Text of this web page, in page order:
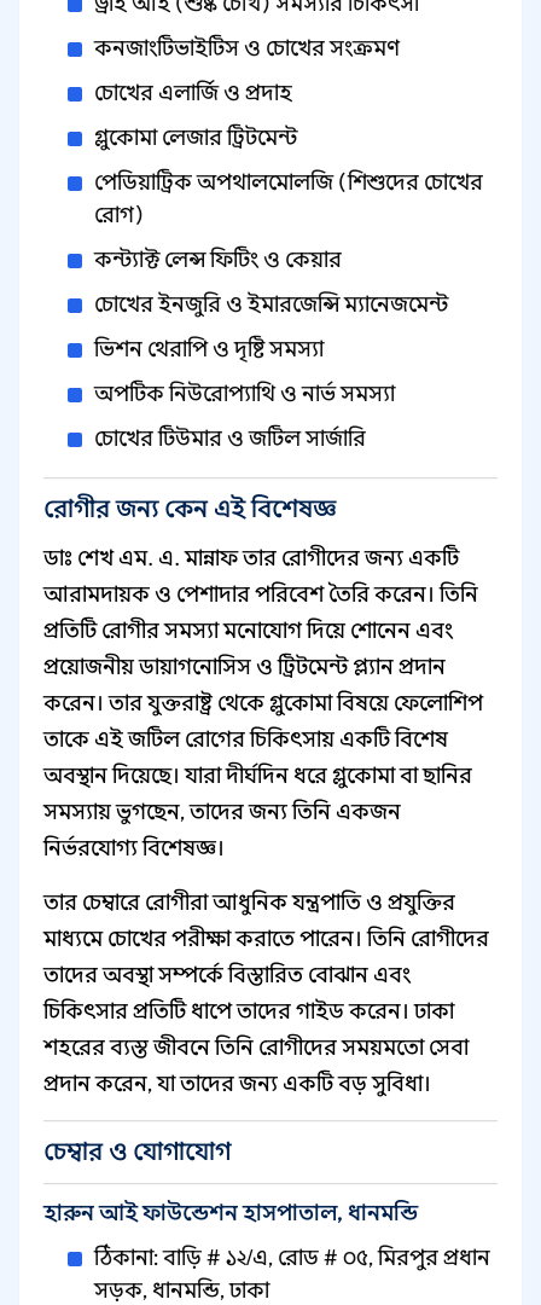
কনজাংটিভাইটিস ও চোখের সংক্রমণ
চোখের এলার্জি ও প্রদাহ
গ্লুকোমা লেজার ট্রিটমেন্ট
পেডিয়াট্রিক অপথালমোলজি (শিশুদের চোখের
রোগ)
কন্ট্যাক্ট লেন্স ফিটিং ও কেয়ার
চোখের ইনজুরি ও ইমারজেন্সি ম্যানেজমেন্ট
ভিশন থেরাপি ও দৃষ্টি সমস্যা
অপটিক নিউরোপ্যাথি ও নার্ভ সমস্যা
চোখের টিউমার ও জটিল সার্জারি
রোগীর জন্য কেন এই বিশেষজ্ঞ
ডাঃ শেখ এম. এ. মান্নাফ তার রোগীদের জন্য একটি
আরামদায়ক ও পেশাদার পরিবেশ তৈরি করেন। তিনি
প্রতিটি রোগীর সমস্যা মনোযোগ দিয়ে শোনেন এবং
প্রয়োজনীয় ডায়াগনোসিস ও ট্রিটমেন্ট প্ল্যান প্রদান
করেন। তার যুক্তরাষ্ট্র থেকে গ্লুকোমা বিষয়ে ফেলোশিপ
তাকে এই জটিল রোগের চিকিৎসায় একটি বিশেষ
অবস্থান দিয়েছে। যারা দীর্ঘদিন ধরে গ্লুকোমা বা ছানির
সমস্যায় ভুগছেন, তাদের জন্য তিনি একজন
নির্ভরযোগ্য বিশেষজ্ঞ।
তার চেম্বারে রোগীরা আধুনিক যন্ত্রপাতি ও প্রযুক্তির
মাধ্যমে চোখের পরীক্ষা করাতে পারেন। তিনি রোগীদের
তাদের অবস্থা সম্পর্কে বিস্তারিত বোঝান এবং
চিকিৎসার প্রতিটি ধাপে তাদের গাইড করেন। ঢাকা
শহরের ব্যস্ত জীবনে তিনি রোগীদের সময়মতো সেবা
প্রদান করেন, যা তাদের জন্য একটি বড় সুবিধা।
চেম্বার ও যোগাযোগ
হারুন আই ফাউন্ডেশন হাসপাতাল, ধানমন্ডি
ঠিকানা: বাড়ি # ১২/এ, রোড # ০৫, মিরপুর প্রধান
সড়ক, ধানমন্ডি, ঢাকা